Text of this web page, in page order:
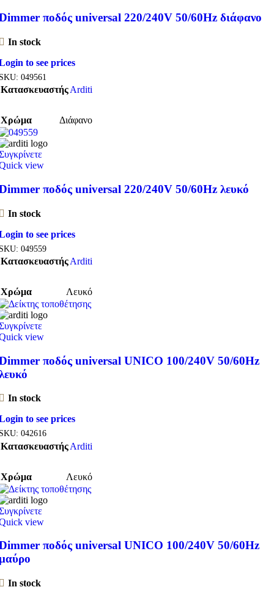
ποδός universal 220/240V 50/60Hz διάφανο
In stock
to see prices
049561
ΚατασκευαστήςArditi
Χρώμα Διάφανο
view
ποδός universal 220/240V 50/60Hz λευκό
In stock
to see prices
049559
ΚατασκευαστήςArditi
Χρώμα Λευκό
view
ποδός universal UNICO 100/240V 50/60Hz
In stock
to see prices
042616
ΚατασκευαστήςArditi
Χρώμα Λευκό
view
ποδός universal UNICO 100/240V 50/60Hz
In stock